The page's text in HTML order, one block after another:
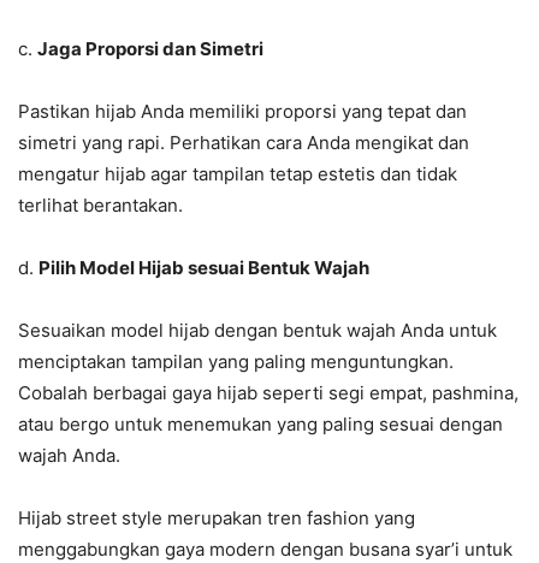
c. Jaga Proporsi dan Simetri
Pastikan hijab Anda memiliki proporsi yang tepat dan
simetri yang rapi. Perhatikan cara Anda mengikat dan
mengatur hijab agar tampilan tetap estetis dan tidak
terlihat berantakan.
d. Pilih Model Hijab sesuai Bentuk Wajah
Sesuaikan model hijab dengan bentuk wajah Anda untuk
menciptakan tampilan yang paling menguntungkan.
Cobalah berbagai gaya hijab seperti segi empat, pashmina,
atau bergo untuk menemukan yang paling sesuai dengan
wajah Anda.
Hijab street style merupakan tren fashion yang
menggabungkan gaya modern dengan busana syar’i untuk